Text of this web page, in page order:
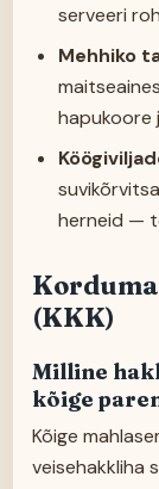
serveeri
Mehhiko
hapukoore
herneid —
(KKK)
Milline
kõige
Kõige
veisehakkliha